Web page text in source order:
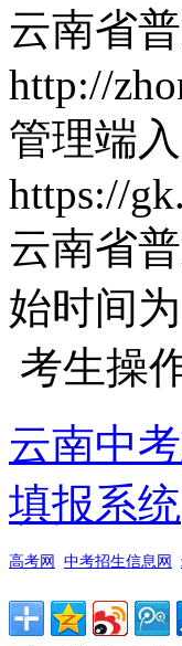
云南省
http://
管理端
https://
云南省
始时间
考生操
云南中
填报系统
高考网 中考招生信息网